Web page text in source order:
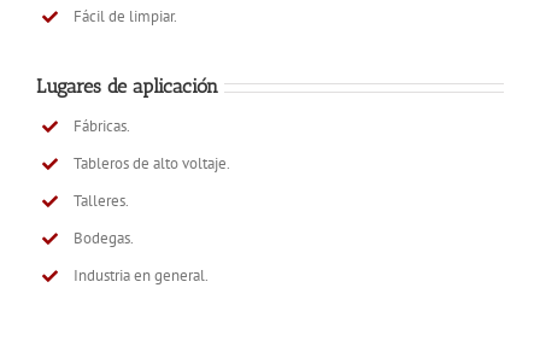
Fácil de limpiar.
Lugares de aplicación
Fábricas.
Tableros de alto voltaje.
Talleres.
Bodegas.
Industria en general.